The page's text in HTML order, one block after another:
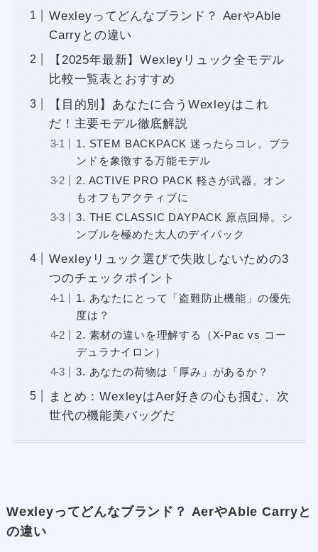
Wexleyってどんなブランド？ AerやAble
Carryとの違い
【2025年最新】Wexleyリュック全モデル
比較一覧表とおすすめ
【目的別】あなたに合うWexleyはこれ
だ！主要モデル徹底解説
1. STEM BACKPACK 迷ったらコレ。ブラ
ンドを象徴する万能モデル
2. ACTIVE PRO PACK 軽さが武器。オン
もオフもアクティブに
3. THE CLASSIC DAYPACK 原点回帰。シ
ンプルを極めた大人のデイパック
Wexleyリュック選びで失敗しないための3
つのチェックポイント
1. あなたにとって「盗難防止機能」の優先
度は？
2. 素材の違いを理解する（X-Pac vs コー
デュラナイロン）
3. あなたの荷物は「厚み」があるか？
まとめ：WexleyはAer好きの心も掴む、次
世代の機能美バッグだ
Wexleyってどんなブランド？ AerやAble Carryと
の違い